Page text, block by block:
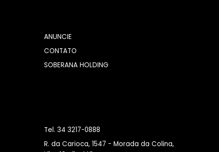
ANUNCIE
CONTATO
SOBERANA HOLDING
Tel. 34 3217-0888
R. da Carioca, 1547 - Morada da Colina,